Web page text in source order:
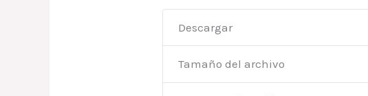
Descargar
Tamaño del archivo